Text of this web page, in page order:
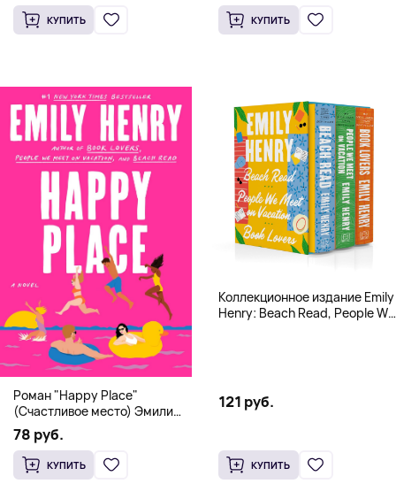
КУПИТЬ КУПИТЬ
Роман "Happy Place"
(Счастливое место) Эмили
Генри | Твердый переплет
78 руб.
КУПИТЬ
Коллекционное издание Emily
Henry: Beach Read, People We
121 руб.
КУПИТЬ